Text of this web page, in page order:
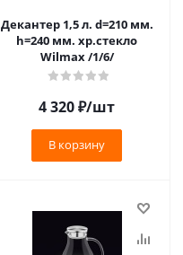
Декантер 1,5 л. d=210 мм.
h=240 мм. хр.стекло
Wilmax /1/6/
4 320₽/шт
В корзину